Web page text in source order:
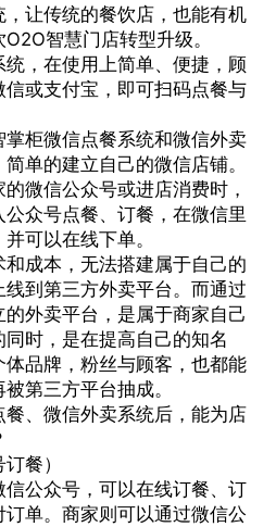
让传统的餐饮店，也能有机
智慧门店转型升级。
，在使用上简单、便捷，顾
或支付宝，即可扫码点餐与
柜微信点餐系统和微信外卖
单的建立自己的微信店铺。
微信公众号或进店消费时，
公众号点餐、订餐，在微信里
可以在线下单。
成本，无法搭建属于自己的
到第三方外卖平台。而通过
外卖平台，是属于商家自己
时，是在提高自己的知名
体品牌，粉丝与顾客，也都能
第三方平台抽成。
餐、 微信外卖系统后，能为店
餐）
信公众号，可以在线订餐、订
单。商家则可以通过微信公